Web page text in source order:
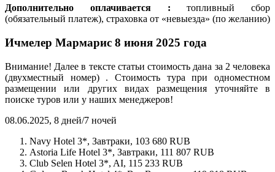
Дополнительно оплачивается : топливный сбор
(обязательный платеж), страховка от «невыезда» (по желанию)
Ичмелер Мармарис 8 июня 2025 года
Внимание! Далее в тексте статьи стоимость дана за 2 человека
(двухместный номер) . Стоимость тура при одноместном
размещении или других видах размещения уточняйте в
поиске туров или у наших менеджеров!
08.06.2025, 8 дней/7 ночей
Navy Hotel 3*, Завтраки, 103 680 RUB
Astoria Life Hotel 3*, Завтраки, 111 807 RUB
Club Selen Hotel 3*, AI, 115 233 RUB